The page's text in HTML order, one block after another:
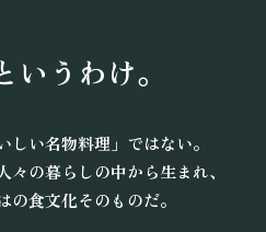
いうわけ。
い名物料理」ではない。
々の暮らしの中から生まれ、
の食文化そのものだ。